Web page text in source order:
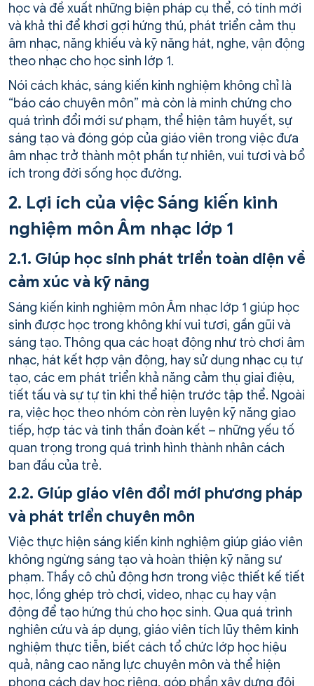
học và đề xuất những biện pháp cụ thể, có tính mới
và khả thi để khơi gợi hứng thú, phát triển cảm thụ
âm nhạc, năng khiếu và kỹ năng hát, nghe, vận động
theo nhạc cho học sinh lớp 1.
Nói cách khác, sáng kiến kinh nghiệm không chỉ là
“báo cáo chuyên môn” mà còn là minh chứng cho
quá trình đổi mới sư phạm, thể hiện tâm huyết, sự
sáng tạo và đóng góp của giáo viên trong việc đưa
âm nhạc trở thành một phần tự nhiên, vui tươi và bổ
ích trong đời sống học đường.
2. Lợi ích của việc Sáng kiến kinh
nghiệm môn Âm nhạc lớp 1
2.1. Giúp học sinh phát triển toàn diện về
cảm xúc và kỹ năng
Sáng kiến kinh nghiệm môn Âm nhạc lớp 1 giúp học
sinh được học trong không khí vui tươi, gần gũi và
sáng tạo. Thông qua các hoạt động như trò chơi âm
nhạc, hát kết hợp vận động, hay sử dụng nhạc cụ tự
tạo, các em phát triển khả năng cảm thụ giai điệu,
tiết tấu và sự tự tin khi thể hiện trước tập thể. Ngoài
ra, việc học theo nhóm còn rèn luyện kỹ năng giao
tiếp, hợp tác và tinh thần đoàn kết – những yếu tố
quan trọng trong quá trình hình thành nhân cách
ban đầu của trẻ.
2.2. Giúp giáo viên đổi mới phương pháp
và phát triển chuyên môn
Việc thực hiện sáng kiến kinh nghiệm giúp giáo viên
không ngừng sáng tạo và hoàn thiện kỹ năng sư
phạm. Thầy cô chủ động hơn trong việc thiết kế tiết
học, lồng ghép trò chơi, video, nhạc cụ hay vận
động để tạo hứng thú cho học sinh. Qua quá trình
nghiên cứu và áp dụng, giáo viên tích lũy thêm kinh
nghiệm thực tiễn, biết cách tổ chức lớp học hiệu
quả, nâng cao năng lực chuyên môn và thể hiện
phong cách dạy học riêng, góp phần xây dựng đội